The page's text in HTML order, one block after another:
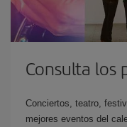
Consulta los
Conciertos, teatro,
mejores eventos del